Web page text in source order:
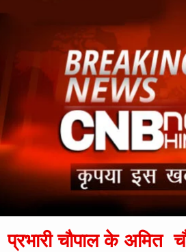
प्रभारी चौपाल के अमित